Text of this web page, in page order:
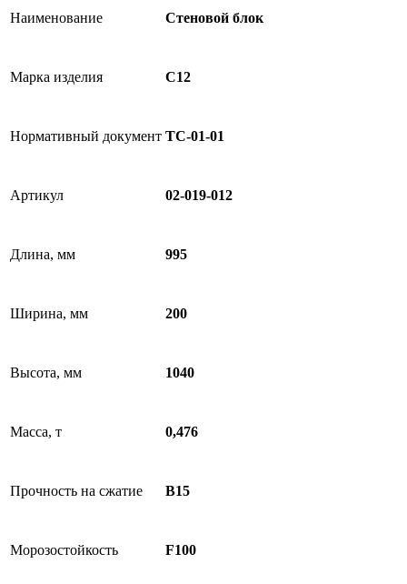
Наименование Стеновой блок
Марка изделия С12
Нормативный документ ТС-01-01
Артикул 02-019-012
Длина, мм 995
Ширина, мм 200
Высота, мм 1040
Масса, т 0,476
Прочность на сжатие B15
Морозостойкость F100